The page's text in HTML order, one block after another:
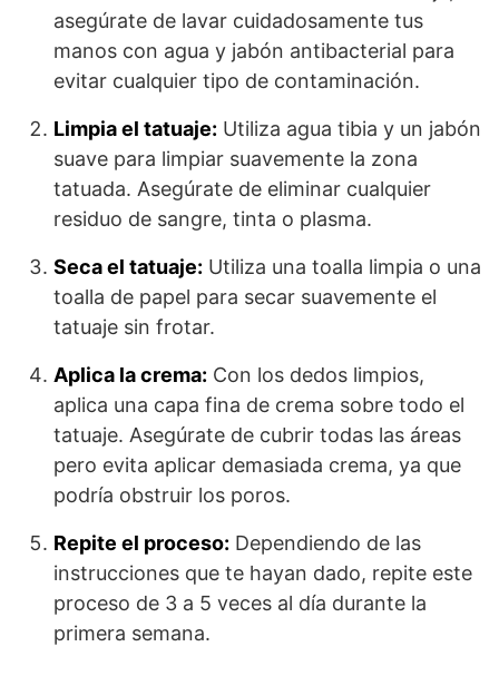
asegúrate de lavar cuidadosamente tus
manos con agua y jabón antibacterial para
evitar cualquier tipo de contaminación.
Limpia el tatuaje: Utiliza agua tibia y un jabón
suave para limpiar suavemente la zona
tatuada. Asegúrate de eliminar cualquier
residuo de sangre, tinta o plasma.
Seca el tatuaje: Utiliza una toalla limpia o una
toalla de papel para secar suavemente el
tatuaje sin frotar.
Aplica la crema: Con los dedos limpios,
aplica una capa fina de crema sobre todo el
tatuaje. Asegúrate de cubrir todas las áreas
pero evita aplicar demasiada crema, ya que
podría obstruir los poros.
Repite el proceso: Dependiendo de las
instrucciones que te hayan dado, repite este
proceso de 3 a 5 veces al día durante la
primera semana.